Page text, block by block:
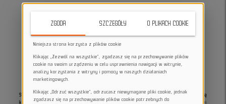
Siodełko rowerowe Title MTB JS1 oferuje zaawansowaną konstrukcję zapewniającą
komfort i wytrzymałość dla entuzjastów jazdy na rowerze . Wykonane z wysokiej
ZGODA SZCZEGÓŁY O PLIKACH COOKIE
Niniejsza strona korzysta z plików cookie
Klikając „Zezwól na wszystkie”, zgadzasz się na przechowywanie plików
cookie na swoim urządzeniu w celu usprawnienia nawigacji w witrynie,
analizy korzystania z witryny i pomocy w naszych działaniach
marketingowych.
Klikając „Odrzuć wszystkie”, odrzucasz niewymagane pliki cookie, jednak
zgadzasz się na przechowywanie plików cookie potrzebnych do